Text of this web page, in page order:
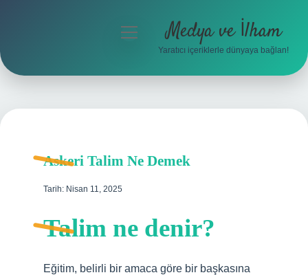
Hakkımızda
menüyü
Medya ve İlham
Yaratıcı içeriklerle dünyaya bağlan!
Askeri Talim Ne Demek
Tarih: Nisan 11, 2025
Talim ne denir?
Eğitim, belirli bir amaca göre bir başkasına